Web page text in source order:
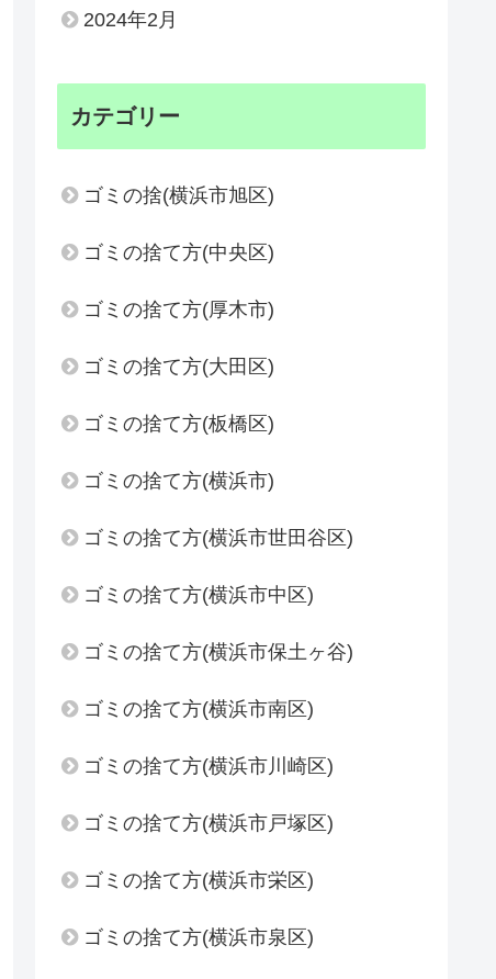
2024年2月
カテゴリー
ゴミの捨(横浜市旭区)
ゴミの捨て方(中央区)
ゴミの捨て方(厚木市)
ゴミの捨て方(大田区)
ゴミの捨て方(板橋区)
ゴミの捨て方(横浜市)
ゴミの捨て方(横浜市世田谷区)
ゴミの捨て方(横浜市中区)
ゴミの捨て方(横浜市保土ヶ谷)
ゴミの捨て方(横浜市南区)
ゴミの捨て方(横浜市川崎区)
ゴミの捨て方(横浜市戸塚区)
ゴミの捨て方(横浜市栄区)
ゴミの捨て方(横浜市泉区)